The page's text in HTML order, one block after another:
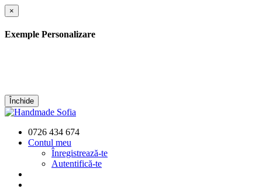
×
Exemple Personalizare
Închide
0726 434 674
Contul meu
Înregistrează-te
Autentifică-te